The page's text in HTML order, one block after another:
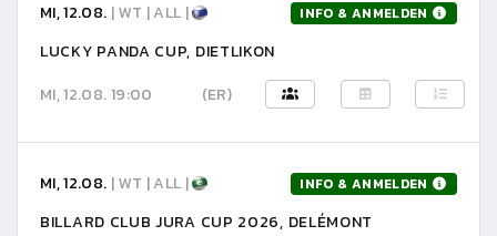
MI, 12.08. | WT | ALL | INFO & ANMELDEN
LUCKY PANDA CUP, DIETLIKON
MI, 12.08. 19:00
(ER)
MI, 12.08. | WT | ALL | INFO & ANMELDEN
BILLARD CLUB JURA CUP 2026, DELÉMONT